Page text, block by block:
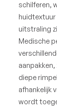
schilferen,
huidtextuur
uitstraling
Medische
diepe
afhankelijk
wordt